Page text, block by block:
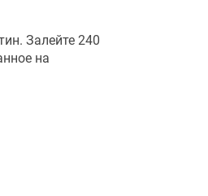
Залейте 240
на